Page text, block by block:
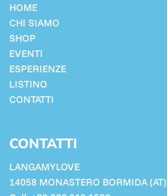
HOME
CHI SIAMO
SHOP
EVENTI
ESPERIENZE
LISTINO
CONTATTI
CONTATTI
LANGAMYLOVE
14058 MONASTERO BORMIDA (AT)